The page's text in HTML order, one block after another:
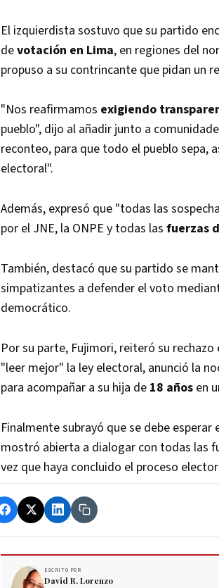
El izquierdista sostuvo que su partido
devotación en Lima, en regiones del
propuso a su contrincante que pidan un
"Nos reafirmamos exigiendo
pueblo", dijo al añadir junto a
reconteo, para que todo el pueblo sepa,
electoral".
Además, expresó que "todas las
por el JNE, la ONPE y todas las fuerzas
También, destacó que su partido se
simpatizantes a defender el voto
democrático.
Por su parte, Fujimori, reiteró su
"leer mejor" la ley electoral, anunció la
para acompañar a su hija de 18 años en
Finalmente subrayó que se debe
mostró abierta a dialogar con todas las
vez que haya concluido el proceso
ESCRITO POR
David R. Lorenzo